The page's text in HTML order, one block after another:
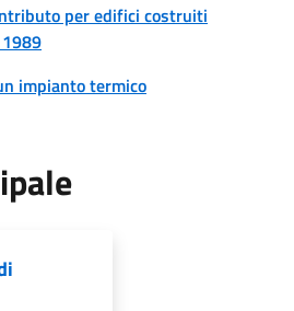
per edifici costruiti
impianto termico